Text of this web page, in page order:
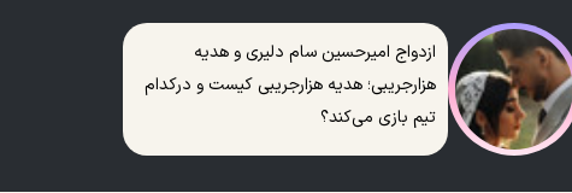
ازدواج امیرحسین سام دلیری و هدیه
هزارجریبی؛ هدیه هزارجریبی کیست و درکدام
تیم بازی می‌کند؟